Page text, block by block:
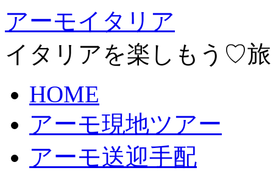
アーモイタリア
イタリアを楽しもう♡
HOME
アーモ現地ツアー
アーモ送迎手配